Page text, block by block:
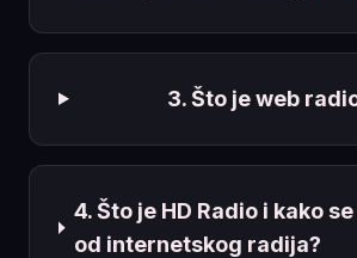
3. Što je web
4. Što je HD Radio i kako
od internetskog radija?